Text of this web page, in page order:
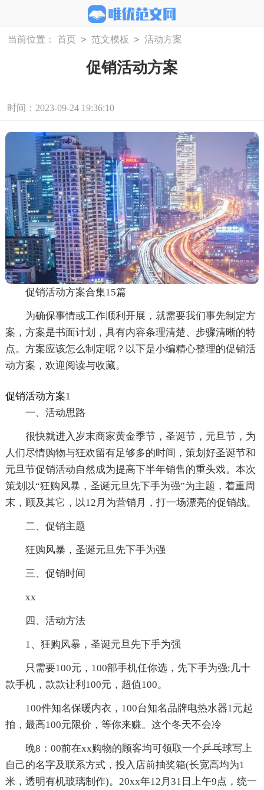
当前位置： 首页 > 范文模板 > 活动方案
促销活动方案
时间：2023-09-24 19:36:10
促销活动方案合集15篇
为确保事情或工作顺利开展，就需要我们事先制定方
案，方案是书面计划，具有内容条理清楚、步骤清晰的特
点。方案应该怎么制定呢？以下是小编精心整理的促销活
动方案，欢迎阅读与收藏。
促销活动方案1
一、活动思路
很快就进入岁末商家黄金季节，圣诞节，元旦节，为
人们尽情购物与狂欢留有足够多的时间，策划好圣诞节和
元旦节促销活动自然成为提高下半年销售的重头戏。本次
策划以“狂购风暴，圣诞元旦先下手为强”为主题，着重周
末，顾及其它，以12月为营销月，打一场漂亮的促销战。
二、促销主题
狂购风暴，圣诞元旦先下手为强
三、促销时间
xx
四、活动方法
1、狂购风暴，圣诞元旦先下手为强
只需要100元，100部手机任你选，先下手为强;几十
款手机，款款让利100元，超值100。
100件知名保暖内衣，100台知名品牌电热水器1元起
拍，最高100元限价，等你来赚。这个冬天不会冷
晚8：00前在xx购物的顾客均可领取一个乒乓球写上
自己的名字及联系方式，投入店前抽奖箱(长宽高均为1
米，透明有机玻璃制作)。20xx年12月31日上午9点，统一